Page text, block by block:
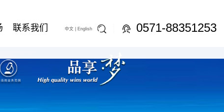
联系我们 中文 | English 0571-88351253